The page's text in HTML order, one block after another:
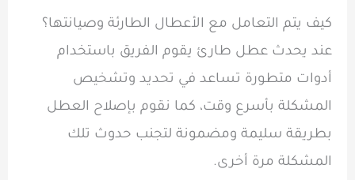
كيف يتم التعامل مع الأعطال الطارئة وصيانتها؟
عند يحدث عطل طارئ يقوم الفريق باستخدام
أدوات متطورة تساعد في تحديد وتشخيص
المشكلة بأسرع وقت، كما نقوم بإصلاح العطل
بطريقة سليمة ومضمونة لتجنب حدوث تلك
المشكلة مرة أخرى.